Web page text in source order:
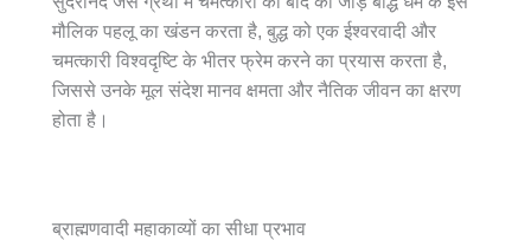
मौलिक पहलू का खंडन करता है, बुद्ध को एक ईश्वरवादी और
चमत्कारी विश्वदृष्टि के भीतर फ्रेम करने का प्रयास करता है,
जिससे उनके मूल संदेश मानव क्षमता और नैतिक जीवन का क्षरण
होता है।
ब्राह्मणवादी महाकाव्यों का सीधा प्रभाव